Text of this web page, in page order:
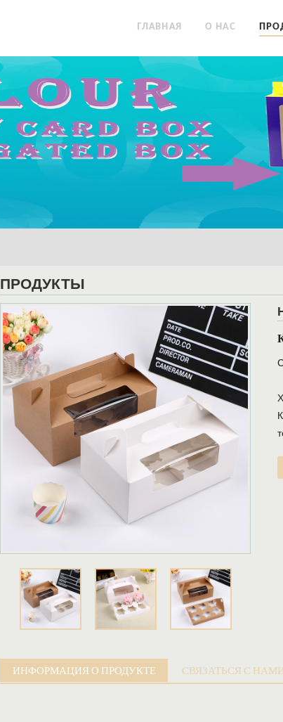
ГЛАВНАЯ О НАС
ПРОДУКТЫ
ИНФОРМАЦИЯ О ПРОДУКТЕ СВЯЗАТЬСЯ С